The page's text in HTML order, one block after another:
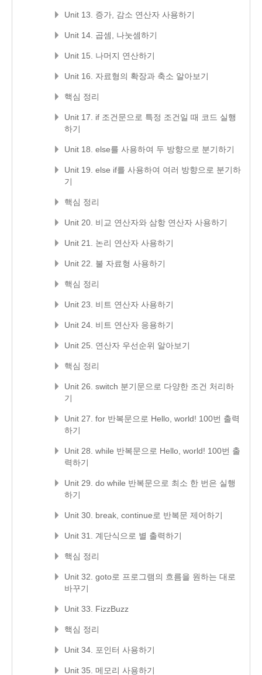
Unit 13. 증가, 감소 연산자 사용하기
Unit 14. 곱셈, 나눗셈하기
Unit 15. 나머지 연산하기
Unit 16. 자료형의 확장과 축소 알아보기
핵심 정리
Unit 17. if 조건문으로 특정 조건일 때 코드 실행
하기
Unit 18. else를 사용하여 두 방향으로 분기하기
Unit 19. else if를 사용하여 여러 방향으로 분기하
기
핵심 정리
Unit 20. 비교 연산자와 삼항 연산자 사용하기
Unit 21. 논리 연산자 사용하기
Unit 22. 불 자료형 사용하기
핵심 정리
Unit 23. 비트 연산자 사용하기
Unit 24. 비트 연산자 응용하기
Unit 25. 연산자 우선순위 알아보기
핵심 정리
Unit 26. switch 분기문으로 다양한 조건 처리하
기
Unit 27. for 반복문으로 Hello, world! 100번 출력
하기
Unit 28. while 반복문으로 Hello, world! 100번 출
력하기
Unit 29. do while 반복문으로 최소 한 번은 실행
하기
Unit 30. break, continue로 반복문 제어하기
Unit 31. 계단식으로 별 출력하기
핵심 정리
Unit 32. goto로 프로그램의 흐름을 원하는 대로
바꾸기
Unit 33. FizzBuzz
핵심 정리
Unit 34. 포인터 사용하기
Unit 35. 메모리 사용하기